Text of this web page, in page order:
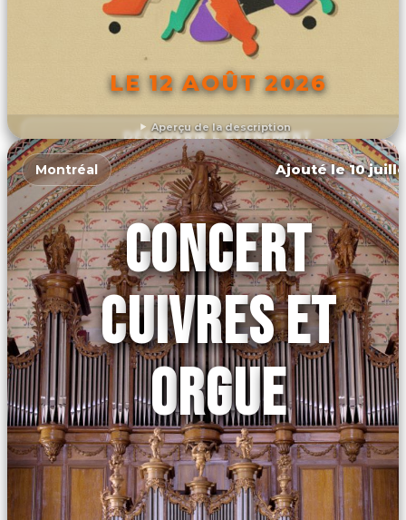
Aperçu de la description
LE 12 AOÛT 2026
DÉCOUVRIR L'ÉVÉNEMENT
Montréal Ajouté le 10
CONCERT
CUIVRES ET
ORGUE